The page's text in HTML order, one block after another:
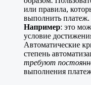
или правила,
выполнить платеж.
Например: это
условие
Автоматические
степень
требуют
выполнения